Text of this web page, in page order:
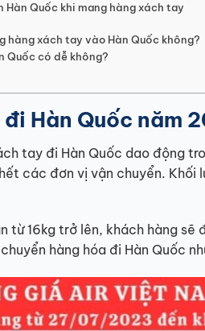
Hàn Quốc khi mang hàng xách tay
hàng xách tay vào Hàn Quốc không?
Quốc có dễ không?
Hàn Quốc năm
tay đi Hàn Quốc dao động
các đơn vị vận chuyển.
từ 16kg trở lên, khách hàng
hàng hóa đi Hàn Quốc